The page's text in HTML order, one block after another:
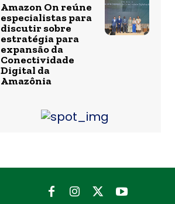
Amazon On reúne
especialistas para
discutir sobre
estratégia para
expansão da
Conectividade
Digital da
Amazônia